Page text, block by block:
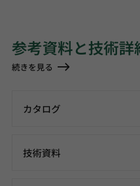
参考資料と技術詳
続きを見る
カタログ
技術資料